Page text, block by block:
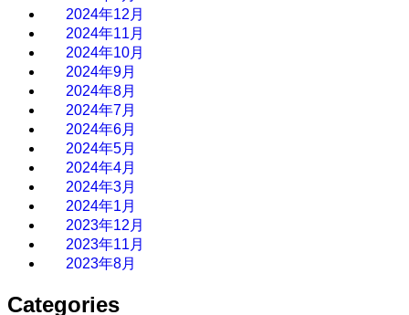
2024年12月
2024年11月
2024年10月
2024年9月
2024年8月
2024年7月
2024年6月
2024年5月
2024年4月
2024年3月
2024年1月
2023年12月
2023年11月
2023年8月
Categories